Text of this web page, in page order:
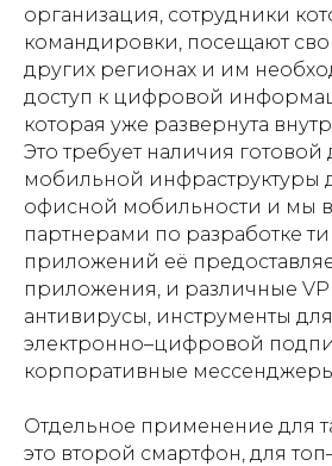
организация, сотрудники
командировки, посещают
других регионах и им
доступ к цифровой
которая уже развернута
Это требует наличия
мобильной инфраструктуры
офисной мобильности и мы
партнерами по разработке
приложений её
приложения, и различные
антивирусы, инструменты
электронно–цифровой
корпоративные
Отдельное применение для
это второй смартфон, для